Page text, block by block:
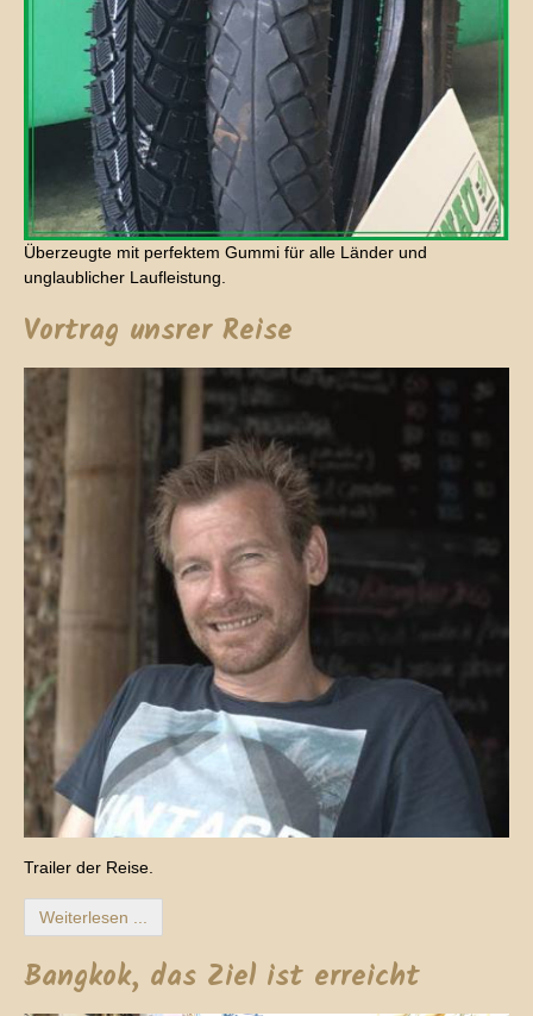
Überzeugte mit perfektem Gummi für alle Länder und
unglaublicher Laufleistung.
Vortrag unsrer Reise
Trailer der Reise.
Weiterlesen ...
Bangkok, das Ziel ist erreicht